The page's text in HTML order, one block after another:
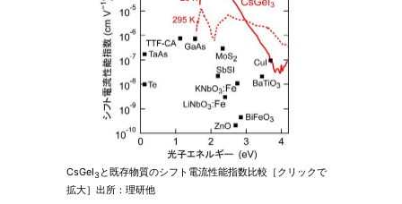
CsGeI3 と既存物質のシフト電流性能指数比較［クリックで
拡大］出所：理研他